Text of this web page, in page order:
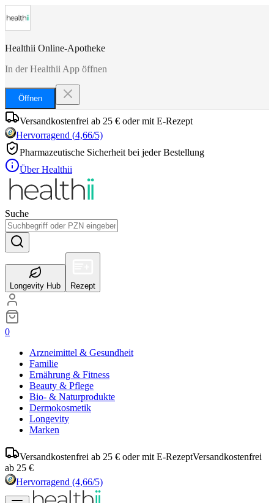
Healthii Online-Apotheke
In der Healthii App öffnen
Öffnen
Versandkostenfrei ab 25 € oder mit E-Rezept
Hervorragend (4,66/5)
Pharmazeutische Sicherheit bei jeder Bestellung
Über Healthii
Suche
Longevity Hub Rezept
0
Arzneimittel & Gesundheit
Familie
Ernährung & Fitness
Beauty & Pflege
Bio- & Naturprodukte
Dermokosmetik
Longevity
Marken
Versandkostenfrei ab 25 € oder mit E-RezeptVersandkostenfrei
ab 25 €
Hervorragend (4,66/5)